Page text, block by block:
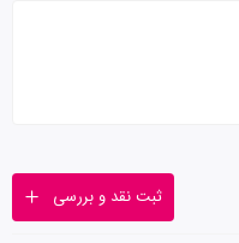
ثبت نقد و بررسی